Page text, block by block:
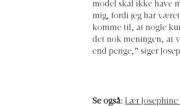
model skal ikke have
mig, fordi jeg har
komme til, at nogle
det nok meningen, at
end penge,” siger
Se også: Lær